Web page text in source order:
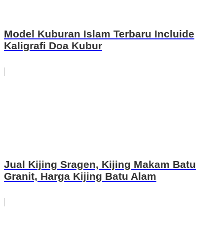
Model Kuburan Islam Terbaru Incluide
Kaligrafi Doa Kubur
Jual Kijing Sragen, Kijing Makam Batu
Granit, Harga Kijing Batu Alam